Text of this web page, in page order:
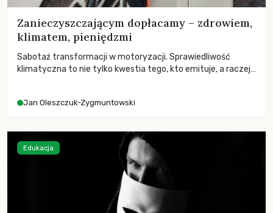
Zanieczyszczającym dopłacamy – zdrowiem,
klimatem, pieniędzmi
Sabotaż transformacji w motoryzacji. Sprawiedliwość
klimatyczna to nie tylko kwestia tego, kto emituje, a raczej
Jan Oleszczuk-Zygmuntowski
Edukacja